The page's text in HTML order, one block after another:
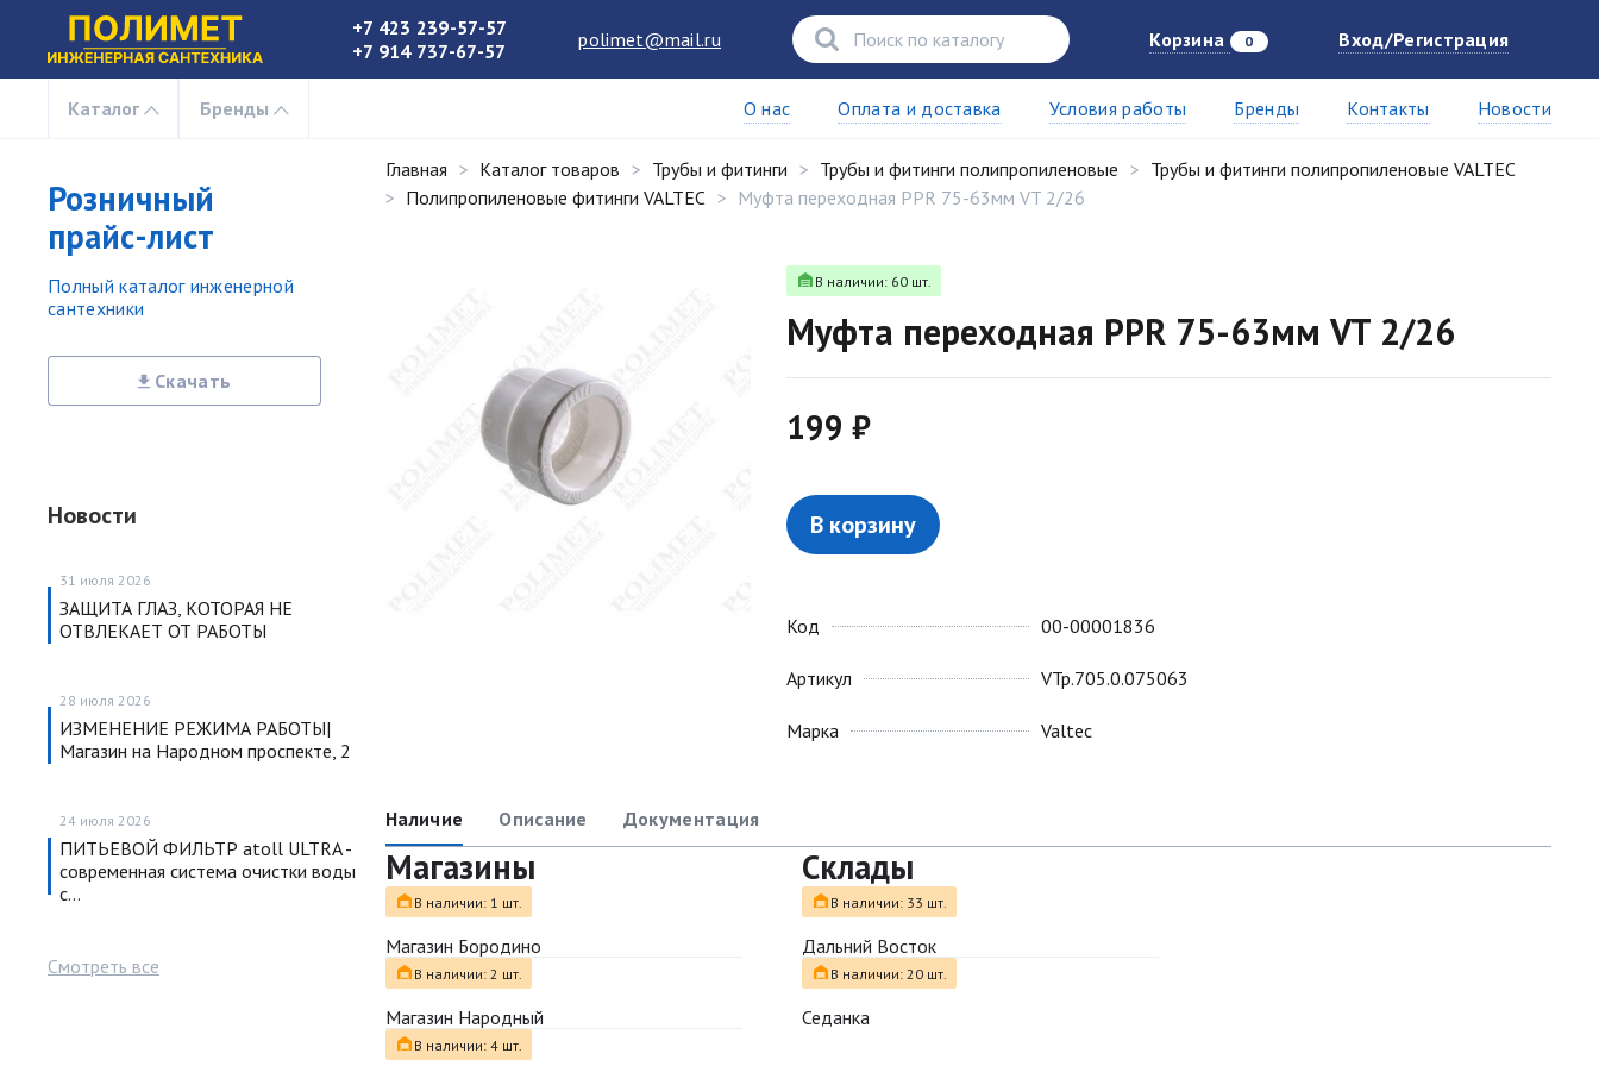
+7 423 239-57-57
+7 914 737-67-57
polimet@mail.ru Корзина 0 Вход/Регистрация
Каталог Бренды О нас Оплата и доставка Условия работы Бренды Контакты Новости
Розничный
прайс-лист
Полный каталог инженерной
сантехники
Скачать
Новости
31 июля 2026
ЗАЩИТА ГЛАЗ, КОТОРАЯ НЕ
ОТВЛЕКАЕТ ОТ РАБОТЫ
28 июля 2026
ИЗМЕНЕНИЕ РЕЖИМА РАБОТЫ|
Магазин на Народном проспекте, 2
24 июля 2026
ПИТЬЕВОЙ ФИЛЬТР atoll ULTRA -
современная система очистки воды
с…
Смотреть все
Главная Каталог товаров Трубы и фитинги Трубы и фитинги полипропиленовые
Трубы и фитинги полипропиленовые VALTEC
Полипропиленовые фитинги VALTEC
Муфта переходная PPR 75-63мм VT 2/26
В наличии: 60 шт.
Муфта переходная PPR 75-63мм VT 2/26
199 ₽
В корзину
Код
Артикул
Марка
00-00001836
VTp.705.0.075063
Valtec
Наличие Описание Документация
Магазины
В наличии: 1 шт.
Магазин Бородино
В наличии: 2 шт.
Магазин Народный
В наличии: 4 шт.
Склады
В наличии: 33 шт.
Дальний Восток
В наличии: 20 шт.
Седанка